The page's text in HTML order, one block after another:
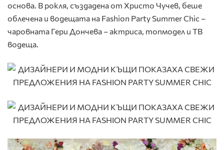
основа. В рокля, създадена от Христо Чучев, беше
облечена и водещата на Fashion Party Summer Chic –
чаровната Гери Дончева – актриса, топмодел и ТВ
водеща.